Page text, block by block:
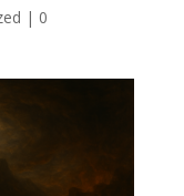
| 0